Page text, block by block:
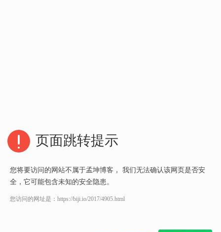
页面跳转提示
您将要访问的网站不属于孟坤博客， 我们无法确认该网页是否安
全，它可能包含未知的安全隐患。
您访问的网址是： https://biji.io/2017/4905.html